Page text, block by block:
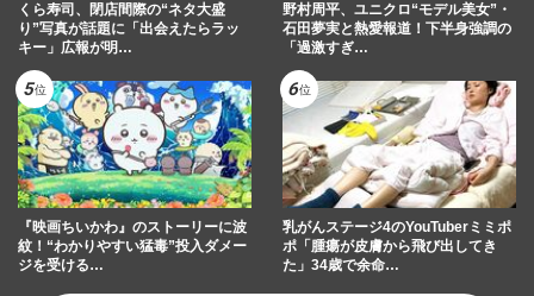
くら寿司、閉店間際の“ネタ大盛
り”写真が話題に「出会えたらラッ
キー」広報が明…
野村周平、ユニクロ“モデル美女”・
石田夢実と熱愛報道！下半身強調の
「過激すぎ…
『映画ちいかわ』のストーリーに波
紋！“わかりやすい猛毒”投入ダメー
ジを受ける…
乳がんステージ4のYouTuberミミポ
ポ「腫瘍が皮膚から飛び出してき
た」34歳で余命…